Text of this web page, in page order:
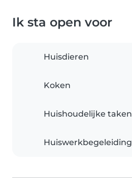
Ik sta open voor
Huisdieren
Koken
Huishoudelijke taken
Huiswerkbegeleiding